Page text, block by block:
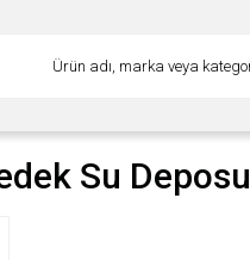
Su Deposu